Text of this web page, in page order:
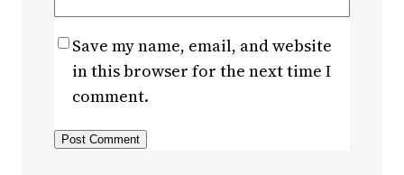
Save my name, email, and website
in this browser for the next time I
comment.